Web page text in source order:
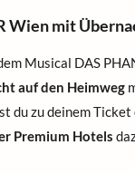
Wien mit
Musical DAS
auf den Heimweg
du zu deinem
Premium Hotels